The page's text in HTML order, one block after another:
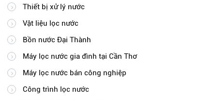
Thiết bị xử lý nước
Vật liệu lọc nước
Bồn nước Đại Thành
Máy lọc nước gia đình tại Cần Thơ
Máy lọc nước bán công nghiệp
Công trình lọc nước